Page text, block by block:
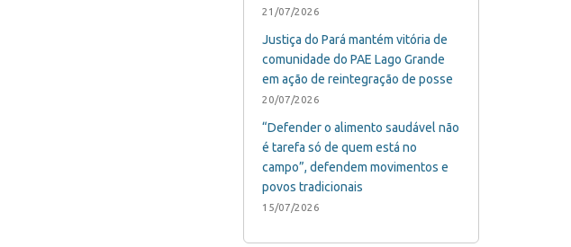
21/07/2026
Justiça do Pará mantém vitória de
comunidade do PAE Lago Grande
em ação de reintegração de posse
20/07/2026
“Defender o alimento saudável não
é tarefa só de quem está no
campo”, defendem movimentos e
povos tradicionais
15/07/2026